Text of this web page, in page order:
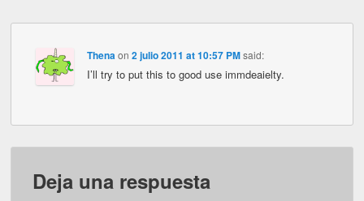
Thena on 2 julio 2011 at 10:57 PM said:
I’ll try to put this to good use immdeaielty.
Deja una respuesta